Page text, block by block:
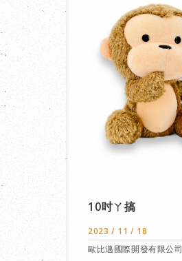
10吋ㄚ搞
2023 / 11 / 18
歐比邁國際開發有限公司